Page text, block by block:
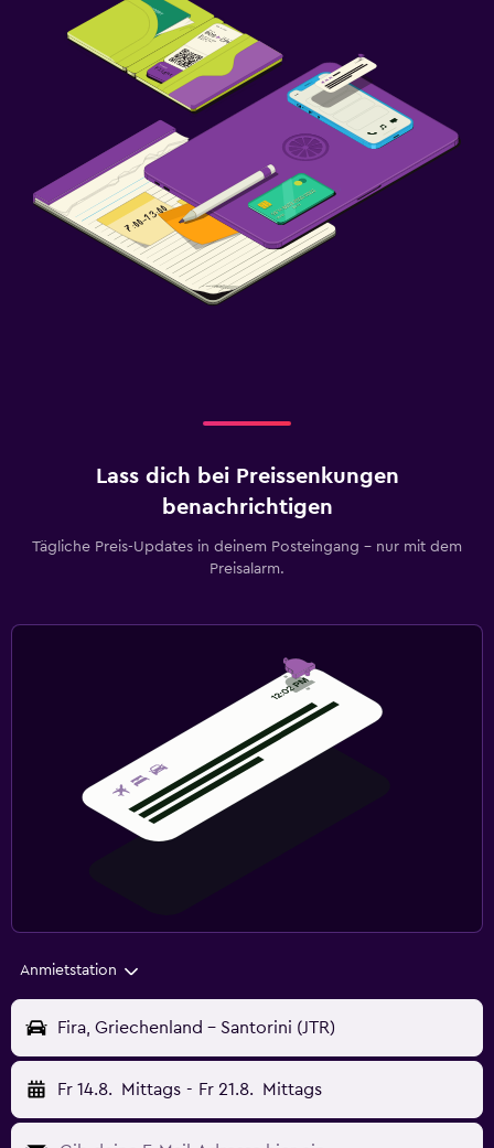
Lass dich bei Preissenkungen
benachrichtigen
Tägliche Preis-Updates in deinem Posteingang – nur mit dem
Preisalarm.
Anmietstation
Fira, Griechenland - Santorini (JTR)
Fr 14.8. Mittags - Fr 21.8. Mittags